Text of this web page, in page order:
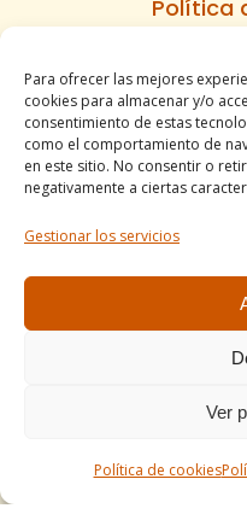
Para ofrecer las mejores
cookies para almacenar y/o
consentimiento de estas
como el comportamiento de
en este sitio. No consentir o
negativamente a ciertas
Gestionar los servicios
Ver
Política de cookies
Política
Informe